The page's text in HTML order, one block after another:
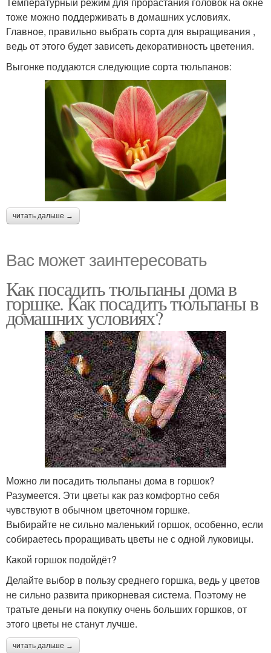
тоже можно поддерживать в домашних условиях.
Главное, правильно выбрать сорта для выращивания ,
ведь от этого будет зависеть декоративность цветения.
Выгонке поддаются следующие сорта тюльпанов:
читать дальше →
Вас может заинтересовать
Как посадить тюльпаны дома в
горшке. Как посадить тюльпаны в
домашних условиях?
Можно ли посадить тюльпаны дома в горшок?
Разумеется. Эти цветы как раз комфортно себя
чувствуют в обычном цветочном горшке.
Выбирайте не сильно маленький горшок, особенно, если
собираетесь проращивать цветы не с одной луковицы.
Какой горшок подойдёт?
Делайте выбор в пользу среднего горшка, ведь у цветов
не сильно развита прикорневая система. Поэтому не
тратьте деньги на покупку очень больших горшков, от
этого цветы не станут лучше.
читать дальше →